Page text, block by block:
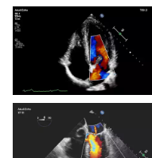
Нерви плечового
сплетення
Зображення 4-
апікальної позиції
з мітральним притоком